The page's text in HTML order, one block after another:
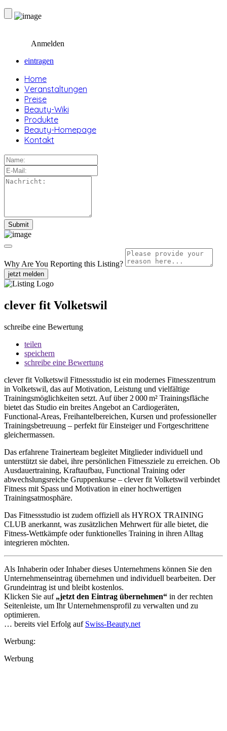
Anmelden
eintragen
Home
Veranstaltungen
Preise
Beauty-Wiki
Produkte
Beauty-Homepage
Kontakt
Why Are You Reporting this Listing?
jetzt melden
clever fit Volketswil
schreibe eine Bewertung
teilen
speichern
schreibe eine Bewertung
clever fit Volketswil Fitnessstudio ist ein modernes Fitnesszentrum
in Volketswil, das auf Motivation, Leistung und vielfältige
Trainingsmöglichkeiten setzt. Auf über 2 000 m² Trainingsfläche
bietet das Studio ein breites Angebot an Cardiogeräten,
Functional‑Areas, Freihantelbereichen, Kursen und professioneller
Trainingsbetreuung – perfekt für Einsteiger und Fortgeschrittene
gleichermassen.
Das erfahrene Trainerteam begleitet Mitglieder individuell und
unterstützt sie dabei, ihre persönlichen Fitnessziele zu erreichen. Ob
Ausdauertraining, Kraftaufbau, Functional Training oder
abwechslungsreiche Gruppenkurse – clever fit Volketswil verbindet
Fitness mit Spass und Motivation in einer hochwertigen
Trainingsatmosphäre.
Das Fitnessstudio ist zudem offiziell als HYROX TRAINING
CLUB anerkannt, was zusätzlichen Mehrwert für alle bietet, die
Fitness‑Wettkämpfe oder funktionelles Training in ihren Alltag
integrieren möchten.
Als Inhaberin oder Inhaber dieses Unternehmens können Sie den
Unternehmenseintrag übernehmen und individuell bearbeiten. Der
Grundeintrag ist und bleibt kostenlos.
Klicken Sie auf „jetzt den Eintrag übernehmen“ in der rechten
Seitenleiste, um Ihr Unternehmensprofil zu verwalten und zu
optimieren.
… bereits viel Erfolg auf Swiss-Beauty.net
Werbung:
Werbung